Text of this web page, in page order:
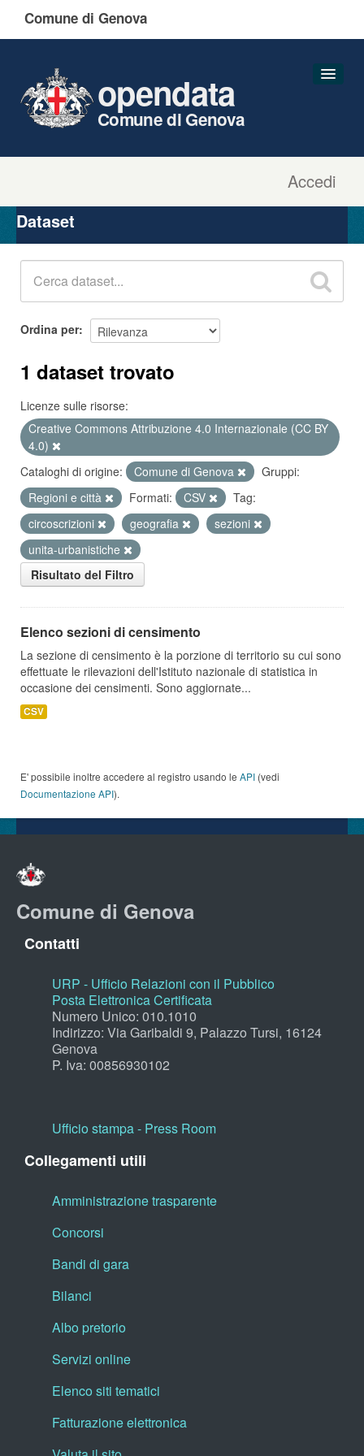
Comune di Genova
Accedi
opendata
Comune di Genova
Organizzazioni
Gruppi
Dataset
Ordina per
1 dataset trovato
Licenze sulle risorse:
Creative Commons Attribuzione 4.0 Internazionale (CC BY
4.0)
Cataloghi di origine:
Comune di Genova
Gruppi:
Regioni e città
Formati: CSV
Tag:
circoscrizioni
geografia
sezioni
unita-urbanistiche
Risultato del Filtro
Elenco sezioni di censimento
La sezione di censimento è la porzione di territorio su cui sono
effettuate le rilevazioni dell'Istituto nazionale di statistica in
occasione dei censimenti. Sono aggiornate...
CSV
E' possibile inoltre accedere al registro usando le API (vedi
Documentazione API).
Comune di Genova
Contatti
URP - Ufficio Relazioni con il Pubblico
Posta Elettronica Certificata
Numero Unico: 010.1010
Indirizzo: Via Garibaldi 9, Palazzo Tursi, 16124
Genova
P. Iva: 00856930102
Ufficio stampa - Press Room
Collegamenti utili
Amministrazione trasparente
Concorsi
Bandi di gara
Bilanci
Albo pretorio
Servizi online
Elenco siti tematici
Fatturazione elettronica